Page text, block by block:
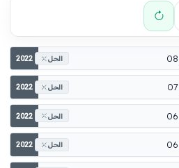
2022 الحل
2022 الحل
2022 الحل
2022 الحل